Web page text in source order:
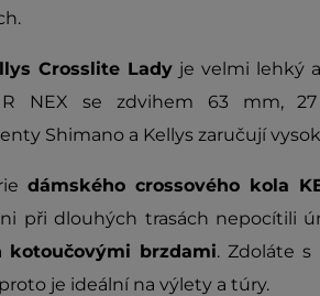
Crosslite Lady je velmi lehký
NEX se zdvihem 63 mm,
Shimano a Kellys zaručují
dámského crossového kola
při dlouhých trasách nepocítili
kotoučovými brzdami. Zdoláte
je ideální na výlety a túry.